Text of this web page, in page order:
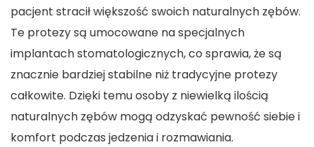
pacjent stracił większość swoich naturalnych zębów.
Te protezy są umocowane na specjalnych
implantach stomatologicznych, co sprawia, że są
znacznie bardziej stabilne niż tradycyjne protezy
całkowite. Dzięki temu osoby z niewielką ilością
naturalnych zębów mogą odzyskać pewność siebie i
komfort podczas jedzenia i rozmawiania.